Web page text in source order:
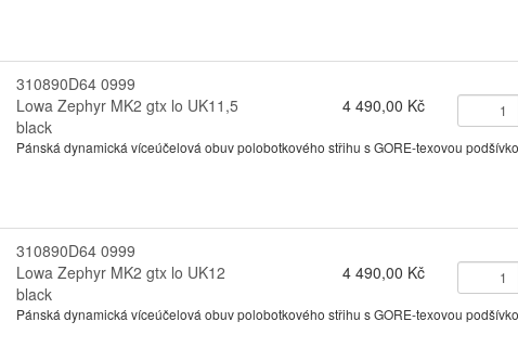
310890D64 0999
Lowa Zephyr MK2 gtx lo UK11,5
black
4 490,00 Kč
Pánská dynamická víceúčelová obuv polobotkového střihu s GORE-texovou
310890D64 0999
Lowa Zephyr MK2 gtx lo UK12
black
4 490,00 Kč
Pánská dynamická víceúčelová obuv polobotkového střihu s GORE-texovou